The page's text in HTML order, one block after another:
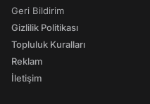
Geri Bildirim
Gizlilik Politikası
Topluluk Kuralları
Reklam
İletişim